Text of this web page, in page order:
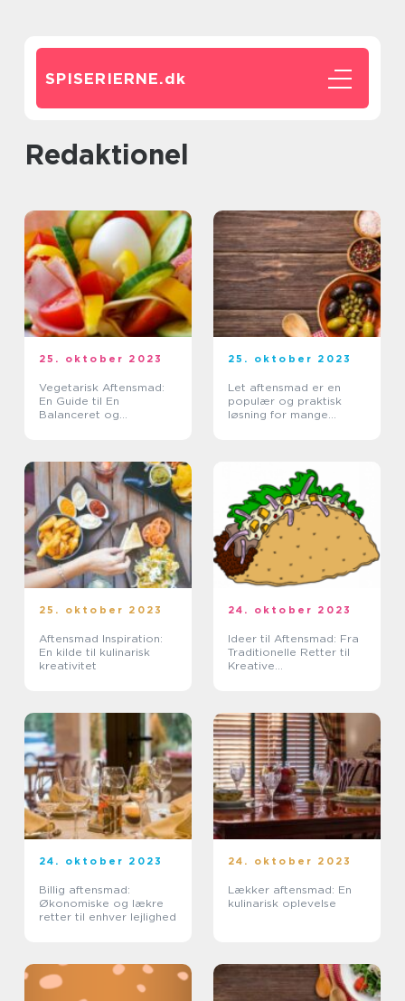
SPISERIERNE.dk
redaktionel
25. oktober 2023
Vegetarisk Aftensmad:
En Guide til En
Balanceret og
25. oktober 2023
Let aftensmad er en
populær og praktisk
løsning for mange
25. oktober 2023
Aftensmad Inspiration:
En kilde til kulinarisk
kreativitet
24. oktober 2023
Ideer til Aftensmad: Fra
Traditionelle Retter til
Kreative
24. oktober 2023
Billig aftensmad:
Økonomiske og lækre
retter til enhver lejlighed
24. oktober 2023
Lækker aftensmad: En
kulinarisk oplevelse